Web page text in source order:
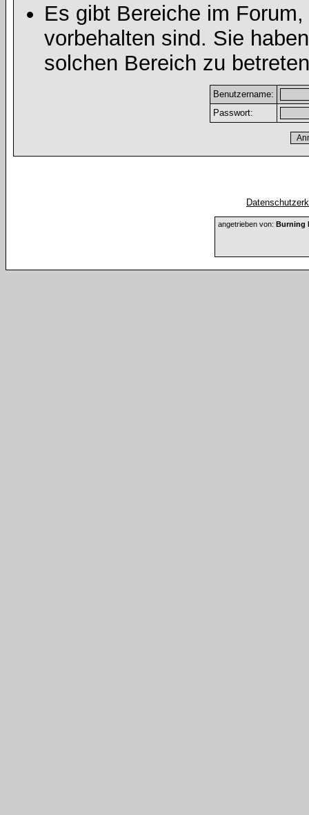
Es gibt Bereiche im
vorbehalten sind. Sie
solchen Bereich zu
Benutzername:
Passwort:
angetrieben von: Burning